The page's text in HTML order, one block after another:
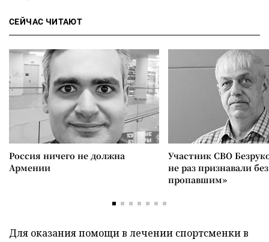
СЕЙЧАС ЧИТАЮТ
Россия ничего не должна
Армении
Участник СВО
не раз признавали
пропавшим»
Для оказания помощи в лечении спортсменки в